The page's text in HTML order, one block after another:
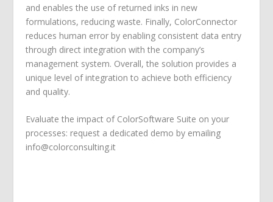
and enables the use of returned inks in new
formulations, reducing waste. Finally, ColorConnector
reduces human error by enabling consistent data entry
through direct integration with the company’s
management system. Overall, the solution provides a
unique level of integration to achieve both efficiency
and quality.
Evaluate the impact of ColorSoftware Suite on your
processes: request a dedicated demo by emailing
info@colorconsulting.it